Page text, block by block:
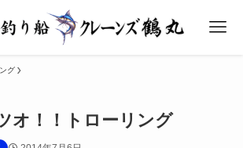
グ
オ！！トローリング